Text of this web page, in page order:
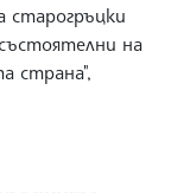
старогръцки
на
страна",